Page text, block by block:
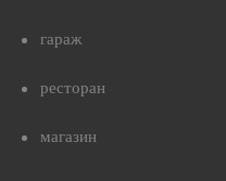
гараж
ресторан
магазин